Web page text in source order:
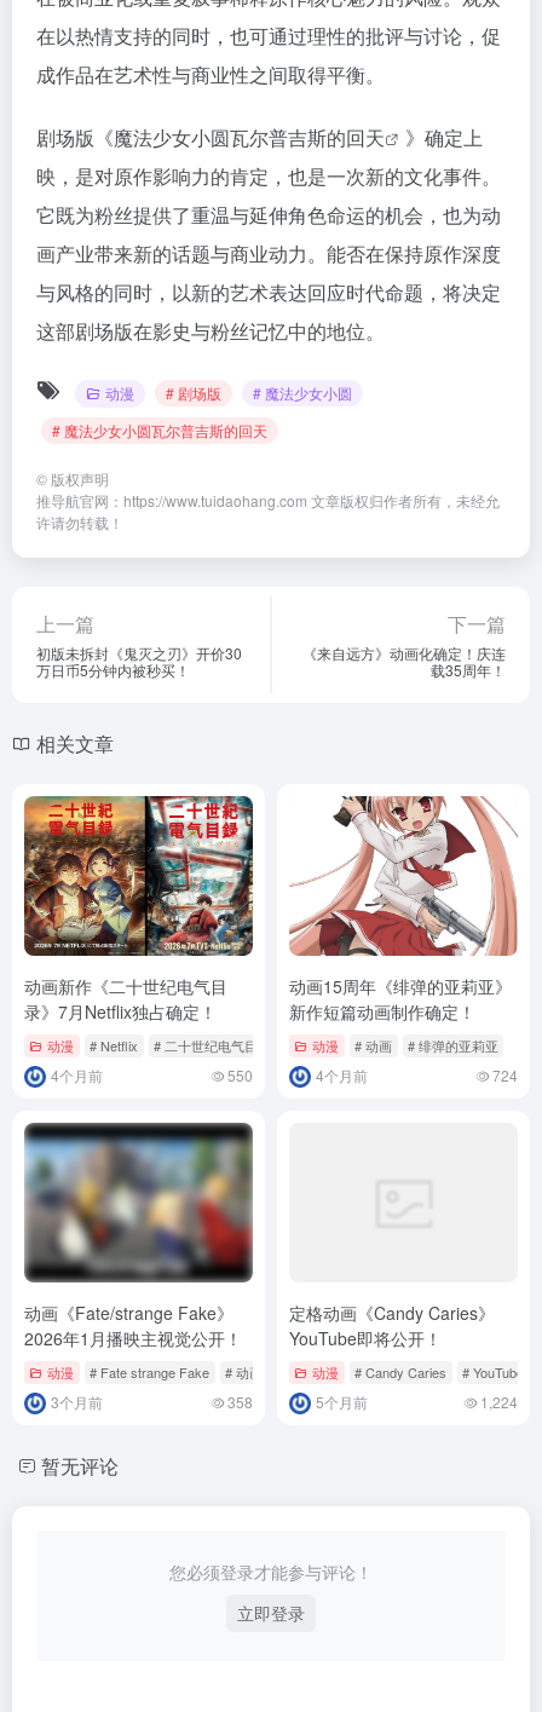
在以热情支持的同时，也可通过理性的批评与讨论，促
成作品在艺术性与商业性之间取得平衡。
剧场版《魔法少女小圆瓦尔普吉斯的回天
》确定上
映，是对原作影响力的肯定，也是一次新的文化事件。
它既为粉丝提供了重温与延伸角色命运的机会，也为动
画产业带来新的话题与商业动力。能否在保持原作深度
与风格的同时，以新的艺术表达回应时代命题，将决定
这部剧场版在影史与粉丝记忆中的地位。
动漫 # 剧场版
# 魔法少女小圆
# 魔法少女小圆瓦尔普吉斯的回天
© 版权声明
推导航官网：https://www.tuidaohang.com 文章版权归作者所有，未经允
许请勿转载！
上一篇
初版未拆封《鬼灭之刃》开价30
万日币5分钟内被秒买！
下一篇
《来自远方》动画化确定！庆连
载35周年！
相关文章
动画新作《二十世纪电气目
录》7月Netflix独占确定！
动漫 # Netflix # 二十世纪电气目录 # 动画
4个月前 550
动画15周年《绯弹的亚莉亚》
新作短篇动画制作确定！
动漫 # 动画 # 绯弹的亚莉亚
4个月前 724
动画《Fate/strange Fake》
2026年1月播映主视觉公开！
动漫 # Fate strange Fake # 动画
3个月前 358
定格动画《Candy Caries》
YouTube即将公开！
动漫 # Candy Caries # YouTube
5个月前 1,224
暂无评论
您必须登录才能参与评论！
立即登录